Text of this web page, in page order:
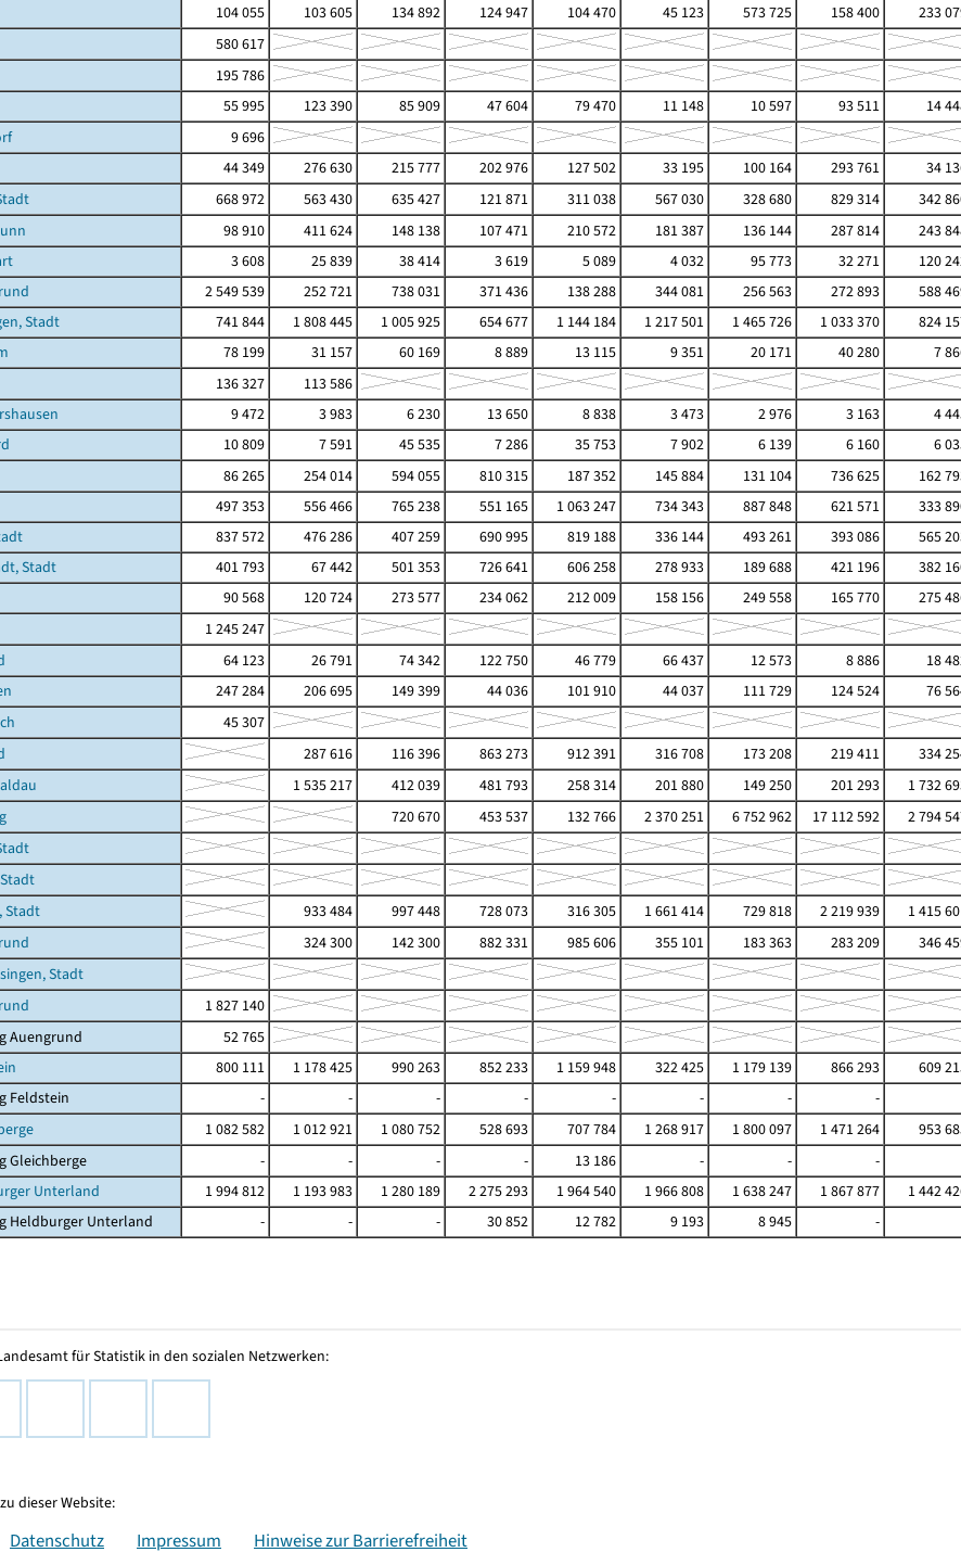
104 055 103 605 134 892 124 947 104 470 45 123 573 725 158 400
233
580 617
195 786
55 995 123 390 85 909 47 604 79 470 11 148 10 597 93 511
14
9 696
44 349 276 630 215 777 202 976 127 502 33 195 100 164 293 761
34
668 972 563 430 635 427 121 871 311 038 567 030 328 680 829 314
342
98 910 411 624 148 138 107 471 210 572 181 387 136 144 287 814
243
3 608 25 839 38 414 3 619 5 089 4 032 95 773 32 271
120
2 549 539 252 721 738 031 371 436 138 288 344 081 256 563 272 893
588
Stadt
741 844 1 808 445 1 005 925 654 677 1 144 184 1 217 501 1 465 726 1 033 370
824
78 199 31 157 60 169 8 889 13 115 9 351 20 171 40 280
7
136 327
113 586
9 472 3 983 6 230 13 650 8 838 3 473 2 976 3 163
4
10 809 7 591 45 535 7 286 35 753 7 902 6 139 6 160
6
86 265 254 014 594 055 810 315 187 352 145 884 131 104 736 625
162
497 353 556 466 765 238 551 165 1 063 247 734 343 887 848 621 571
333
837 572 476 286 407 259 690 995 819 188 336 144 493 261 393 086
565
Stadt
401 793 67 442 501 353 726 641 606 258 278 933 189 688 421 196
382
90 568 120 724 273 577 234 062 212 009 158 156 249 558 165 770
275
1 245 247
64 123 26 791 74 342 122 750 46 779 66 437 12 573 8 886
18
247 284 206 695 149 399 44 036 101 910 44 037 111 729 124 524
76
45 307
287 616 116 396 863 273 912 391 316 708 173 208 219 411
334
1 535 217 412 039 481 793 258 314 201 880 149 250 201 293
1 732
720 670 453 537 132 766 2 370 251 6 752 962 17 112 592
2 794
Stadt
933 484 997 448 728 073 316 305 1 661 414 729 818 2 219 939
1 415
324 300 142 300 882 331 985 606 355 101 183 363 283 209
346
Stadt
1 827 140
Auengrund
52 765
800 111 1 178 425 990 263 852 233 1 159 948 322 425 1 179 139 866 293
609
Feldstein
- - - - - - -
-
1 082 582 1 012 921 1 080 752 528 693 707 784 1 268 917 1 800 097 1 471 264
953
Gleichberge
- - - - 13 186 - -
-
Unterland
1 994 812 1 193 983 1 280 189 2 275 293 1 964 540 1 966 808 1 638 247 1 867 877
1 442
Heldburger Unterland
- - - 30 852 12 782 9 193 8 945 -
für Statistik in den sozialen Netzwerken:
dieser Website:
Datenschutz Impressum Hinweise zur Barrierefreiheit